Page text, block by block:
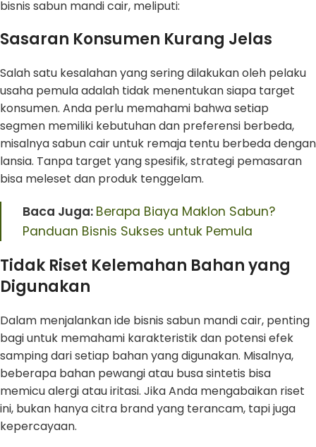
bisnis sabun mandi cair, meliputi:
Sasaran Konsumen Kurang Jelas
Salah satu kesalahan yang sering dilakukan oleh pelaku
usaha pemula adalah tidak menentukan siapa target
konsumen. Anda perlu memahami bahwa setiap
segmen memiliki kebutuhan dan preferensi berbeda,
misalnya sabun cair untuk remaja tentu berbeda dengan
lansia. Tanpa target yang spesifik, strategi pemasaran
bisa meleset dan produk tenggelam.
Baca Juga: Berapa Biaya Maklon Sabun?
Panduan Bisnis Sukses untuk Pemula
Tidak Riset Kelemahan Bahan yang
Digunakan
Dalam menjalankan ide bisnis sabun mandi cair, penting
bagi untuk memahami karakteristik dan potensi efek
samping dari setiap bahan yang digunakan. Misalnya,
beberapa bahan pewangi atau busa sintetis bisa
memicu alergi atau iritasi. Jika Anda mengabaikan riset
ini, bukan hanya citra brand yang terancam, tapi juga
kepercayaan.